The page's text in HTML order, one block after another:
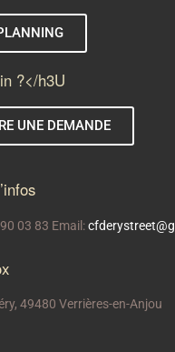
?</h3U
UNE DEMANDE
03 83 Email:
49480 Verrières-en-Anjou